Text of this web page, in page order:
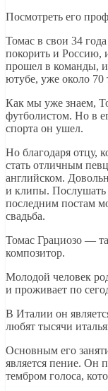
Посмотреть его
Томас в свои 34
покорить и Россию,
прошел в команды, и
ютубе, уже около 70
Как мы уже знаем,
футболистом. Но в
спорта он ушел.
Но благодаря отцу,
стать отличным
английском.
и клипы. Послушать
последним постам
свадьба.
Томас Грациозо —
композитор.
Молодой человек
и проживает по
В Италии он
любят тысячи
Основным его
является пение. Он
тембром голоса,